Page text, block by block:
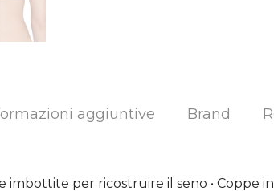
aggiuntive Brand
imbottite per ricostruire il seno • Coppe